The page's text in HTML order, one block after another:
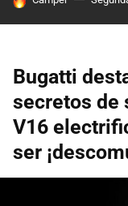
Bugatti
secretos de
V16
ser